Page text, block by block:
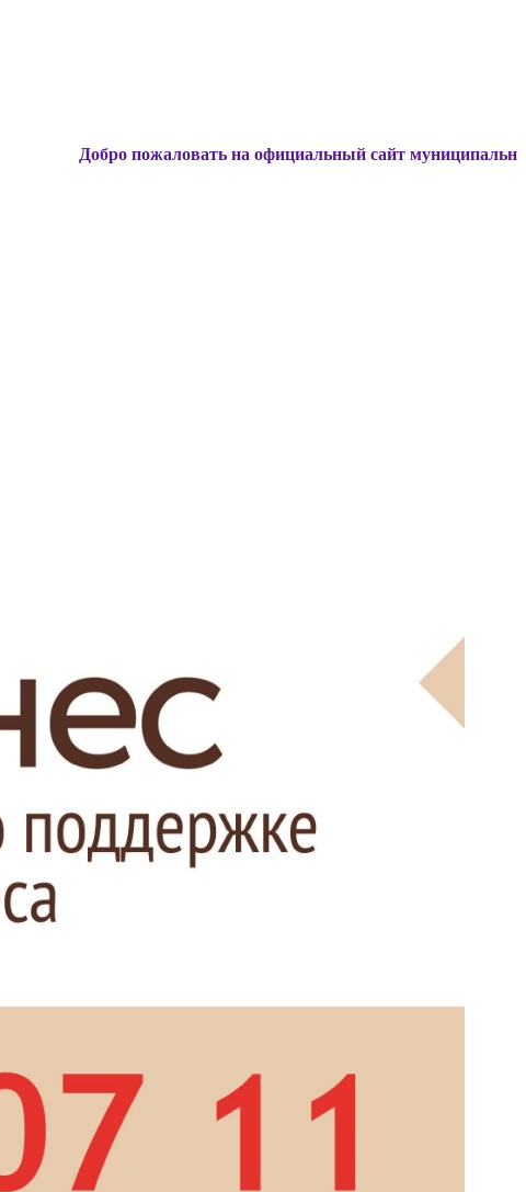
Добро пожаловать на официальный сайт муниципального